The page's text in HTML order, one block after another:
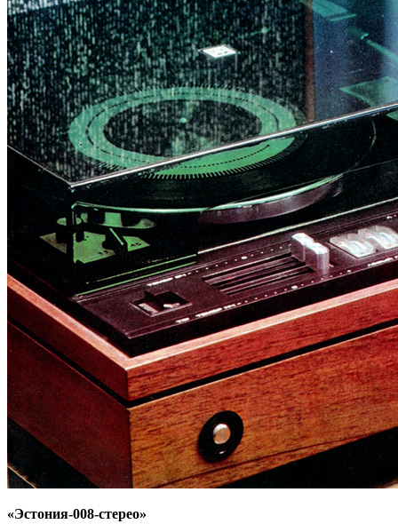
«Эстония-008-стерео»